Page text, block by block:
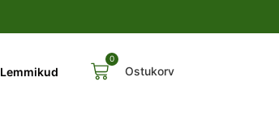
Lemmikud
0
Ostukorv